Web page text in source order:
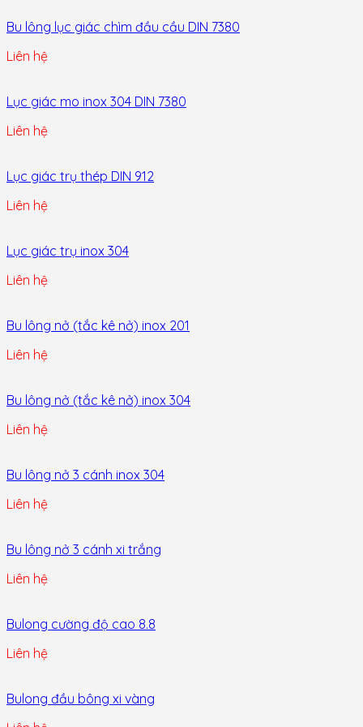
Bu lông lục giác chìm đầu cầu DIN 7380
Liên hệ
Lục giác mo inox 304 DIN 7380
Liên hệ
Lục giác trụ thép DIN 912
Liên hệ
Lục giác trụ inox 304
Liên hệ
Bu lông nở (tắc kê nở) inox 201
Liên hệ
Bu lông nở (tắc kê nở) inox 304
Liên hệ
Bu lông nở 3 cánh inox 304
Liên hệ
Bu lông nở 3 cánh xi trắng
Liên hệ
Bulong cường độ cao 8.8
Liên hệ
Bulong đầu bông xi vàng